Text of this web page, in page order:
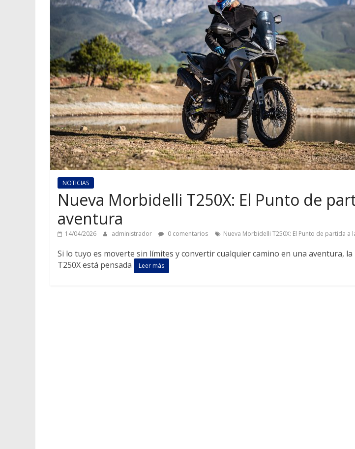
del
transporte
NOTICIAS
Nueva Morbidelli T250X: El Punto de
aventura
14/04/2026 administrador 0 comentarios Nueva Morbidelli T250X: El Punto de partida a
Si lo tuyo es moverte sin límites y convertir cualquier camino en una aventura,
T250X está pensada
Leer más